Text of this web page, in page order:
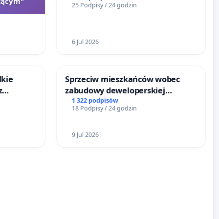
25 Podpisy / 24 godzin
6 Jul 2026
Sprzeciw mieszkańców wobec
zabudowy deweloperskiej
terenow zielonych w rejonie
Bulwarów Straceńskich w Bielsku-
1 322 podpisów
18 Podpisy / 24 godzin
9 Jul 2026